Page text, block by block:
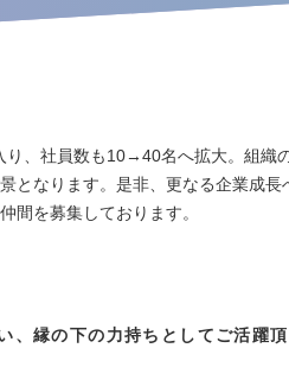
、社員数も10→40名へ拡大。組織
となります。是非、更なる企業成長
間を募集しております。
、縁の下の力持ちとしてご活躍